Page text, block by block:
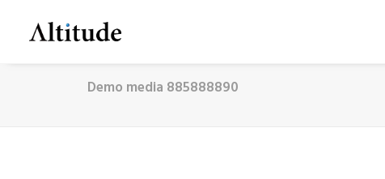
Demo media 885888890